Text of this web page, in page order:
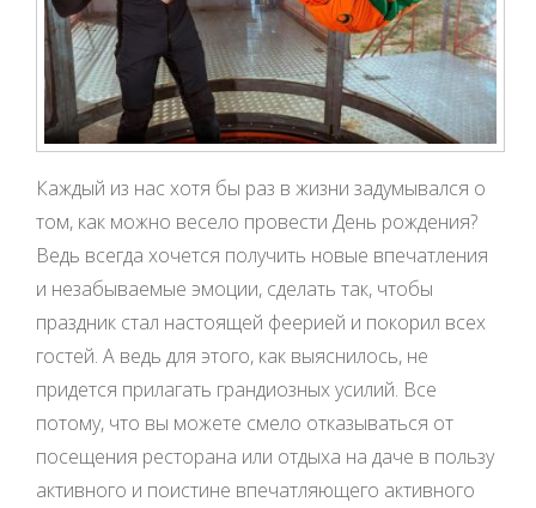
Каждый из нас хотя бы раз в жизни задумывался о
том, как можно весело провести День рождения?
Ведь всегда хочется получить новые впечатления
и незабываемые эмоции, сделать так, чтобы
праздник стал настоящей феерией и покорил всех
гостей. А ведь для этого, как выяснилось, не
придется прилагать грандиозных усилий. Все
потому, что вы можете смело отказываться от
посещения ресторана или отдыха на даче в пользу
активного и поистине впечатляющего активного